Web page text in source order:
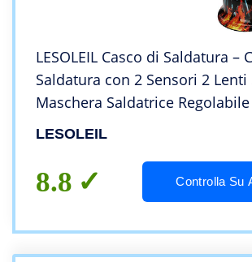
LESOLEIL Casco di Saldatura –
Saldatura con 2 Sensori 2
Maschera Saldatrice
da Saldatore Protezione Viso
LESOLEIL
8.8 Controlla Su